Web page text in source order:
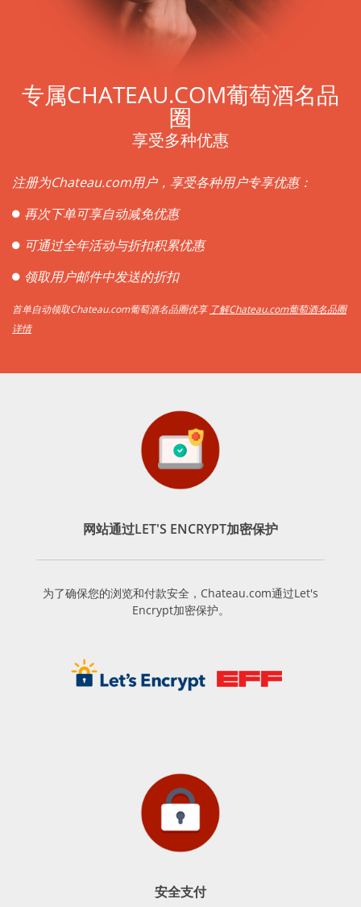
专属CHATEAU.COM葡萄酒名品
圈
享受多种优惠
注册为Chateau.com用户，享受各种用户专享优惠：
再次下单可享自动减免优惠
可通过全年活动与折扣积累优惠
领取用户邮件中发送的折扣
首单自动领取Chateau.com葡萄酒名品圈优享 了解Chateau.com葡萄酒名品圈
详情
网站通过LET'S ENCRYPT加密保护
为了确保您的浏览和付款安全，Chateau.com通过Let's
Encrypt加密保护。
安全支付